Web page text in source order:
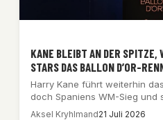
KANE BLEIBT AN DER SPITZE,
STARS DAS BALLON D’OR-
Harry Kane führt weiterhin
doch Spaniens WM-Sieg und
Leistungen…
Aksel Kryhlmand21 Juli 2026